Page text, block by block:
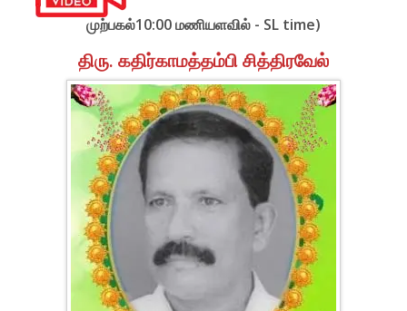
முற்பகல்10:00 மணியளவில் - SL time)
திரு. கதிர்காமத்தம்பி சித்திரவேல்